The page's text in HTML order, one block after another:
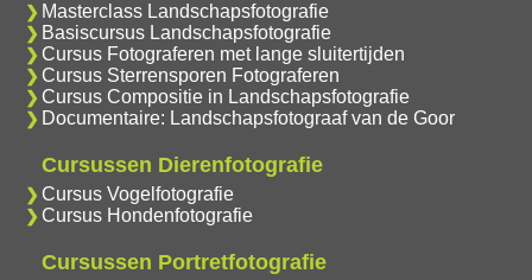
Masterclass Landschapsfotografie
Basiscursus Landschapsfotografie
Cursus Fotograferen met lange sluitertijden
Cursus Sterrensporen Fotograferen
Cursus Compositie in Landschapsfotografie
Documentaire: Landschapsfotograaf van de Goor
Cursussen Dierenfotografie
Cursus Vogelfotografie
Cursus Hondenfotografie
Cursussen Portretfotografie